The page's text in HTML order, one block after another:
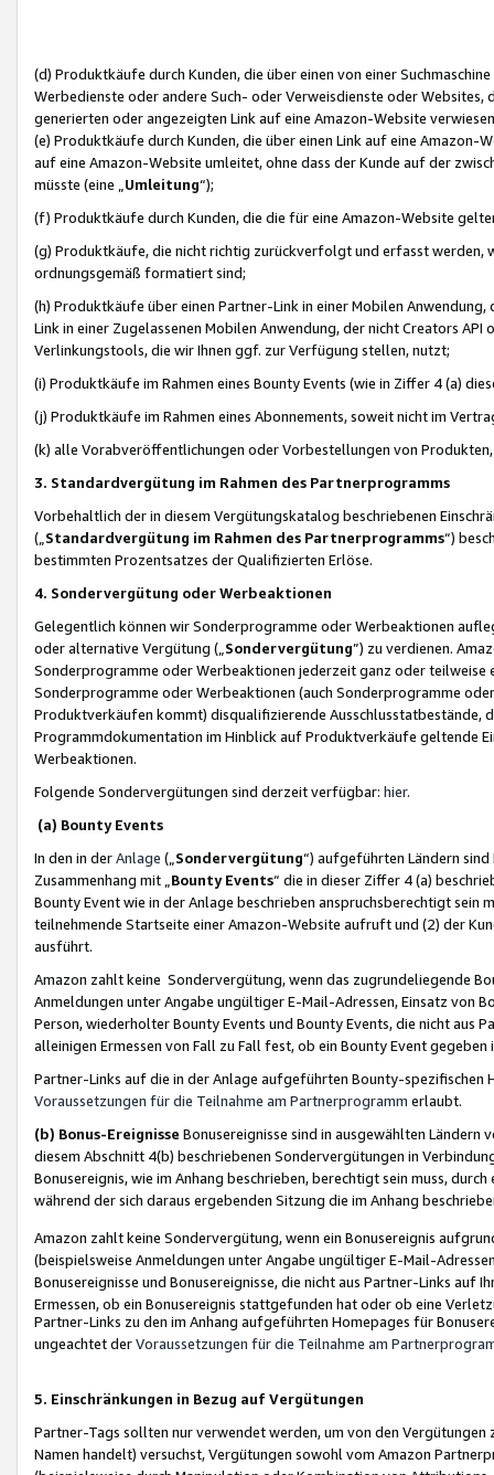
(d) Produktkäufe durch Kunden, die über einen von einer
Werbedienste oder andere Such- oder Verweisdienste oder Websites,
generierten oder angezeigten Link auf eine Amazon-Website
(e) Produktkäufe durch Kunden, die über einen Link auf eine
auf eine Amazon-Website umleitet, ohne dass der Kunde auf der
müsste (eine „ Umleitung“);
(f) Produktkäufe durch Kunden, die die für eine Amazon-Website
(g) Produktkäufe, die nicht richtig zurückverfolgt und erfasst werden,
ordnungsgemäß formatiert sind;
(h) Produktkäufe über einen Partner-Link in einer Mobilen
Link in einer Zugelassenen Mobilen Anwendung, der nicht Creators
Verlinkungstools, die wir Ihnen ggf. zur Verfügung stellen, nutzt;
(i) Produktkäufe im Rahmen eines Bounty Events (wie in Ziffer 4 (a)
(j) Produktkäufe im Rahmen eines Abonnements, soweit nicht im
(k) alle Vorabveröffentlichungen oder Vorbestellungen von
3. Standardvergütung im Rahmen des Partnerprogramms
Vorbehaltlich der in diesem Vergütungskatalog beschriebenen
(„ Standardvergütung im Rahmen des Partnerprogramms“)
bestimmten Prozentsatzes der Qualifizierten Erlöse.
4. Sondervergütung oder Werbeaktionen
Gelegentlich können wir Sonderprogramme oder Werbeaktionen
oder alternative Vergütung („ Sondervergütung”) zu verdienen.
Sonderprogramme oder Werbeaktionen jederzeit ganz oder
Sonderprogramme oder Werbeaktionen (auch Sonderprogramme
Produktverkäufen kommt) disqualifizierende Ausschlusstatbestände,
Programmdokumentation im Hinblick auf Produktverkäufe geltende
Werbeaktionen.
Folgende Sondervergütungen sind derzeit verfügbar: hier.
(a) Bounty Events
In den in derAnlage („ Sondervergütung“) aufgeführten Ländern
Zusammenhang mit „ Bounty Events“ die in dieser Ziffer 4 (a)
Bounty Event wie in der Anlage beschrieben anspruchsberechtigt sein
teilnehmende Startseite einer Amazon-Website aufruft und (2) der
ausführt.
Amazon zahlt keine Sondervergütung, wenn das zugrundeliegende
Anmeldungen unter Angabe ungültiger E-Mail-Adressen, Einsatz von
Person, wiederholter Bounty Events und Bounty Events, die nicht
alleinigen Ermessen von Fall zu Fall fest, ob ein Bounty Event
Partner-Links auf die in der Anlage aufgeführten Bounty-spezifischen
Voraussetzungen für die Teilnahme am Partnerprogramm erlaubt.
(b) Bonus-Ereignisse Bonusereignisse sind in ausgewählten Ländern
diesem Abschnitt 4(b) beschriebenen Sondervergütungen in
Bonusereignis, wie im Anhang beschrieben, berechtigt sein muss,
während der sich daraus ergebenden Sitzung die im Anhang
Amazon zahlt keine Sondervergütung, wenn ein Bonusereignis
(beispielsweise Anmeldungen unter Angabe ungültiger E-Mail-
Bonusereignisse und Bonusereignisse, die nicht aus Partner-Links auf
Ermessen, ob ein Bonusereignis stattgefunden hat oder ob eine
Partner-Links zu den im Anhang aufgeführten Homepages für
ungeachtet derVoraussetzungen für die Teilnahme am
5. Einschränkungen in Bezug auf Vergütungen
Partner-Tags sollten nur verwendet werden, um von den
Namen handelt) versuchst, Vergütungen sowohl vom Amazon